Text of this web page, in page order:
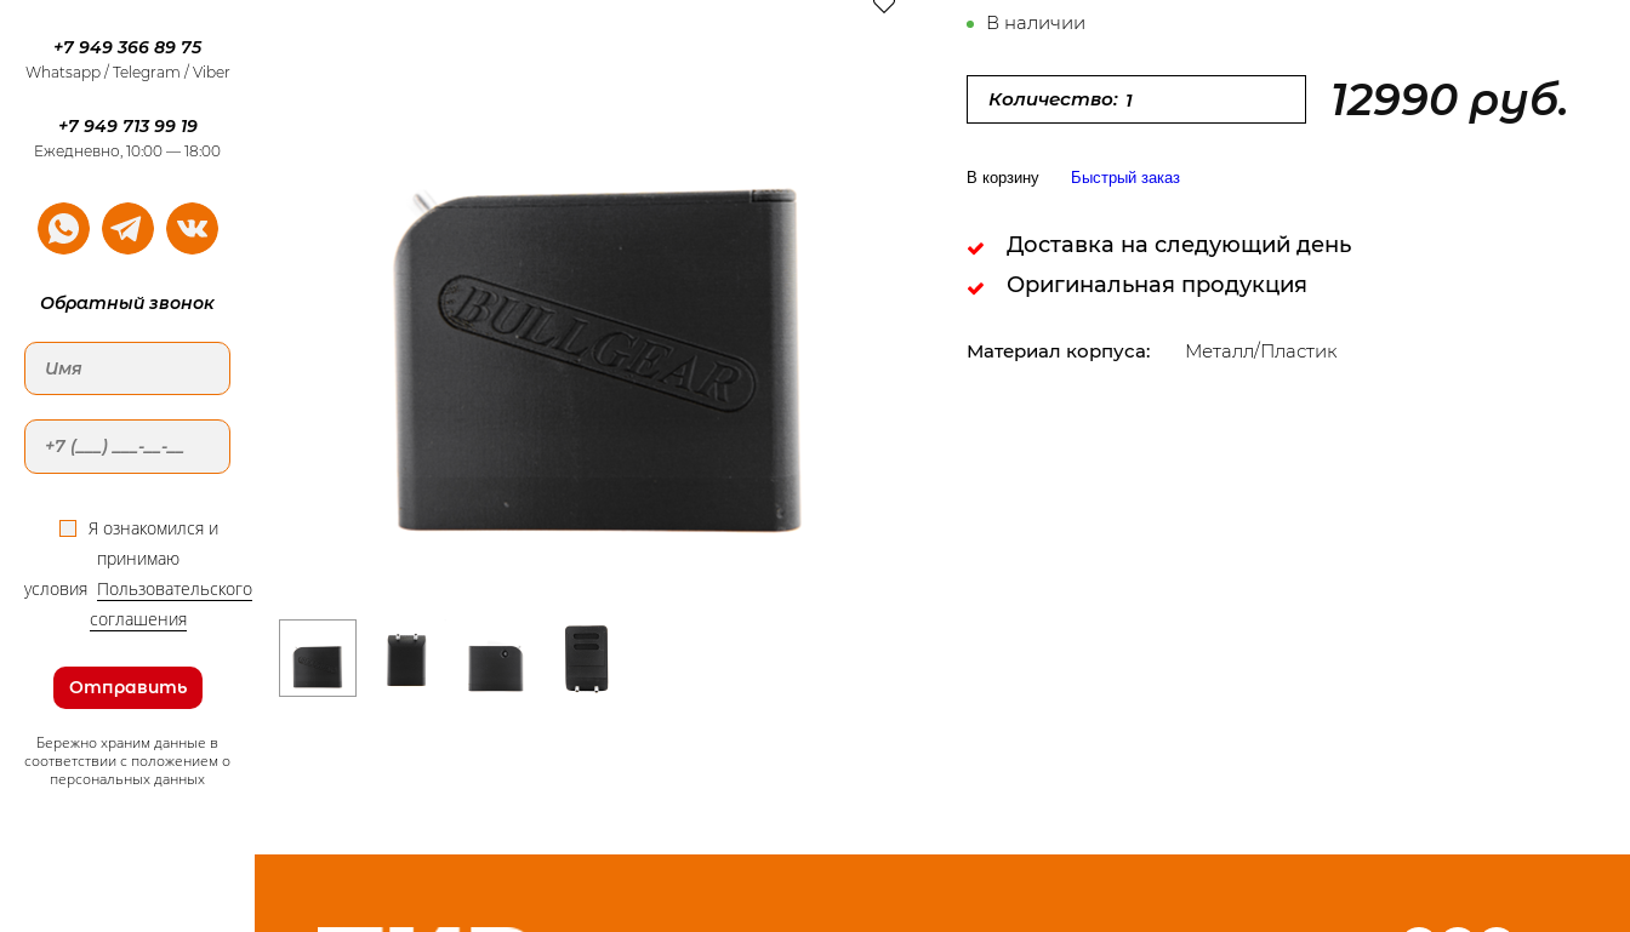
+7 949 366 89 75
Whatsapp / Telegram / Viber
+7 949 713 99 19
Ежедневно, 10:00 — 18:00
Обратный звонок
Я ознакомился и
принимаю
условия Пользовательского
соглашения
Отправить
Бережно храним данные в
соответствии с положением о
персональных данных
В наличии
Количество: 12990 руб.
В корзину Быстрый заказ
Доставка на следующий день
Оригинальная продукция
Материал корпуса: Металл/Пластик